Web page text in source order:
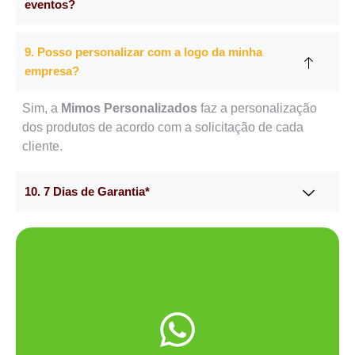
eventos?
9. Posso personalizar com a logo da minha
empresa?
Sim, a Mimos Personalizados faz a personalização
dos produtos de acordo com a solicitação de cada
cliente.
10. 7 Dias de Garantia*
Me chama no WhatsApp.